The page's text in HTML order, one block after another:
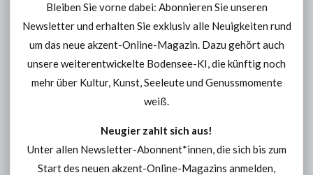
Bleiben Sie vorne dabei: Abonnieren Sie unseren
Newsletter und erhalten Sie exklusiv alle Neuigkeiten rund
um das neue akzent-Online-Magazin. Dazu gehört auch
unsere weiterentwickelte Bodensee-KI, die künftig noch
mehr über Kultur, Kunst, Seeleute und Genussmomente
weiß.
Neugier zahlt sich aus!
Unter allen Newsletter-Abonnent*innen, die sich bis zum
Start des neuen akzent-Online-Magazins anmelden,